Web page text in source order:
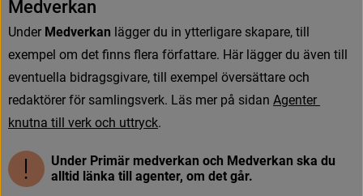
Medverkan
Under Medverkan lägger du in ytterligare skapare, till
exempel om det finns flera författare. Här lägger du även till
eventuella bidragsgivare, till exempel översättare och
redaktörer för samlingsverk. Läs mer på sidan Agenter
knutna till verk och uttryck.
Under Primär medverkan och Medverkan ska du
alltid länka till agenter, om det går.